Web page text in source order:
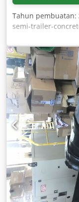
Tahun pembuatan:
semi-trailer-